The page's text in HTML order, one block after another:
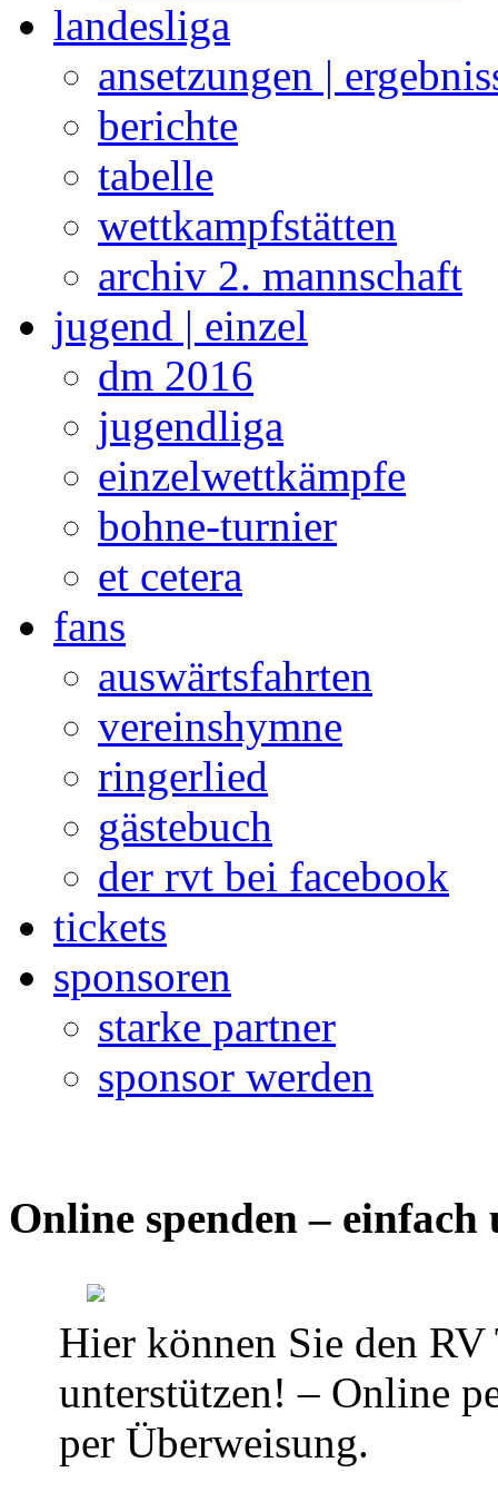
landesliga
ansetzungen |
berichte
tabelle
wettkampfstätten
archiv 2. mannschaft
jugend | einzel
dm 2016
jugendliga
einzelwettkämpfe
bohne-turnier
et cetera
fans
auswärtsfahrten
vereinshymne
ringerlied
gästebuch
der rvt bei facebook
tickets
sponsoren
starke partner
sponsor werden
Online spenden – einfach
Hier können Sie den
unterstützen! – Online
per Überweisung.